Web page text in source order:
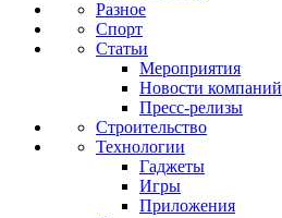
Разное
Спорт
Статьи
Мероприятия
Новости компаний
Пресс-релизы
Строительство
Технологии
Гаджеты
Игры
Приложения